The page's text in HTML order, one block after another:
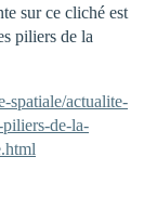
sur ce cliché est
piliers de la
spatiale/actualite-
de-la-